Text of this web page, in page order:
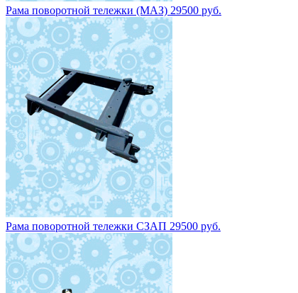
Рама поворотной тележки (МАЗ) 29500 руб.
Рама поворотной тележки СЗАП 29500 руб.